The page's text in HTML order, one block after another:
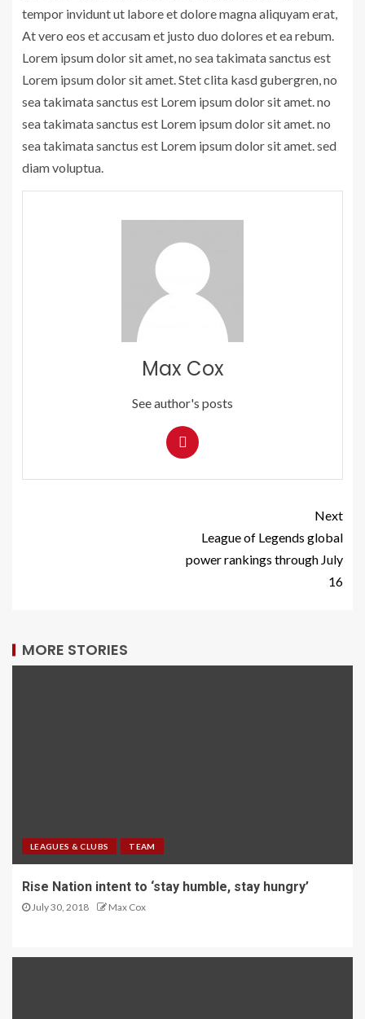
tempor invidunt ut labore et dolore magna aliquyam erat,
At vero eos et accusam et justo duo dolores et ea rebum.
Lorem ipsum dolor sit amet, no sea takimata sanctus est
Lorem ipsum dolor sit amet. Stet clita kasd gubergren, no
sea takimata sanctus est Lorem ipsum dolor sit amet. no
sea takimata sanctus est Lorem ipsum dolor sit amet. no
sea takimata sanctus est Lorem ipsum dolor sit amet. sed
diam voluptua.
Max Cox
See author's posts
Next
League of Legends global
power rankings through July
16
MORE STORIES
LEAGUES & CLUBS TEAM
Rise Nation intent to ‘stay humble, stay hungry’
July 30, 2018 Max Cox